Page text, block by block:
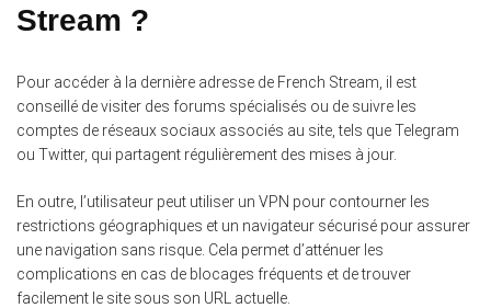
Stream ?
Pour accéder à la dernière adresse de French Stream, il est
conseillé de visiter des forums spécialisés ou de suivre les
comptes de réseaux sociaux associés au site, tels que Telegram
ou Twitter, qui partagent régulièrement des mises à jour.
En outre, l’utilisateur peut utiliser un VPN pour contourner les
restrictions géographiques et un navigateur sécurisé pour assurer
une navigation sans risque. Cela permet d’atténuer les
complications en cas de blocages fréquents et de trouver
facilement le site sous son URL actuelle.